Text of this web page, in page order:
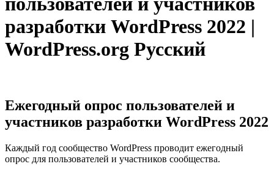
разработки WordPress 2022 |
WordPress.org Русский
Ежегодный опрос пользователей и
участников разработки WordPress 2022
Каждый год сообщество WordPress проводит ежегодный
опрос для пользователей и участников сообщества.